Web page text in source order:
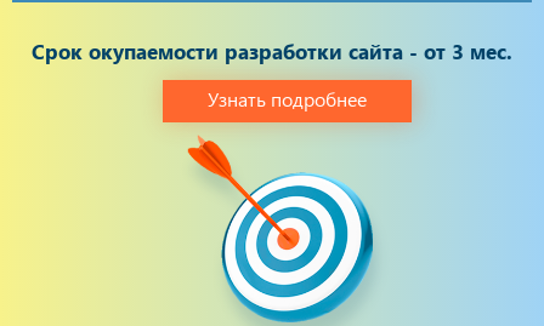
Срок окупаемости разработки сайта - от 3 мес.
Узнать подробнее